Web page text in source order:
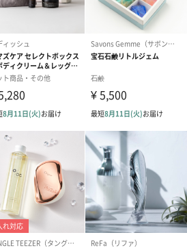
してお届けします。
などのシーンにおすすめです。
テディベア（バニラ）
（1,760円）
テディベア（
ル）（1,760円